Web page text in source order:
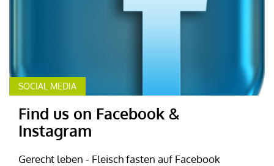
SOCIAL MEDIA
Find us on Facebook &
Instagram
Gerecht leben - Fleisch fasten auf Facebook